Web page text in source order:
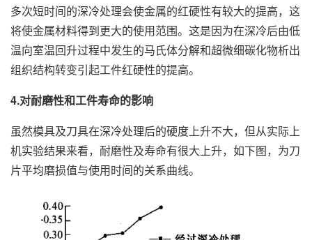
多次短时间的深冷处理会使金属的红硬性有较大的提高，这
将使金属材料得到更大的使用范围。这是因为在深冷后由低
温向室温回升过程中发生的马氏体分解和超微细碳化物析出
组织结构转变引起工件红硬性的提高。
4.对耐磨性和工件寿命的影响
虽然模具及刀具在深冷处理后的硬度上升不大，但从实际上
机实验结果来看，耐磨性及寿命有很大上升，如下图，为刀
片平均磨损值与使用时间的关系曲线。